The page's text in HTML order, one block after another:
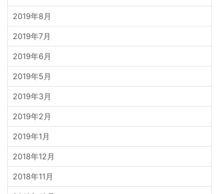
2019年8月
2019年7月
2019年6月
2019年5月
2019年3月
2019年2月
2019年1月
2018年12月
2018年11月